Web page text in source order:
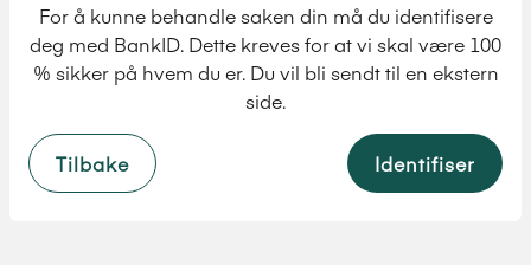
For å kunne behandle saken din må du identifisere
deg med BankID. Dette kreves for at vi skal være 100
% sikker på hvem du er. Du vil bli sendt til en ekstern
side.
Tilbake Identifiser